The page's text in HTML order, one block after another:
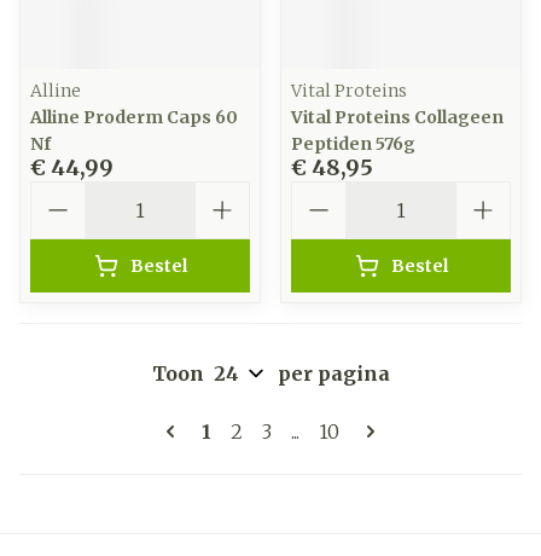
Alline
Alline Proderm Caps 60
Nf
€ 44,99
Bestel
Vital Proteins
Vital Proteins Collageen
Peptiden 576g
€ 48,95
Bestel
Pagina's
U lees momenteel pagina
1 Pagina
2 Pagina
3 ... Pagina
10
Toon per pagina